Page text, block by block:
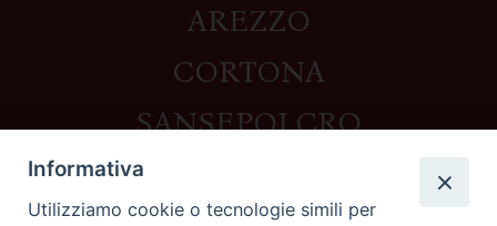
AREZZO
CORTONA
SANSEPOLCRO
Informativa
Utilizziamo cookie o tecnologie simili per